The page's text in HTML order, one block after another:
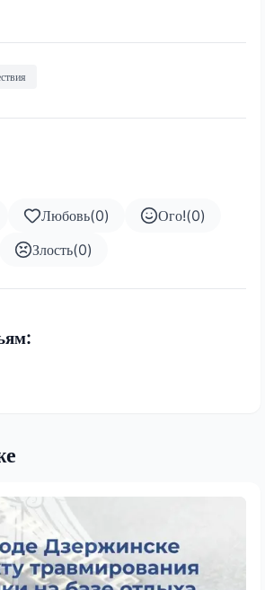
Любовь(0) Ого!(0)
Злость(0)